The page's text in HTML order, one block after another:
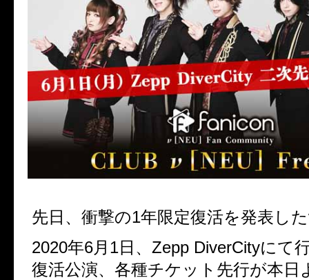
先日、衝撃の1年限定復活を発表し
2020年6月1日、Zepp DiverCityにて
復活公演、各種チケット先行が本日